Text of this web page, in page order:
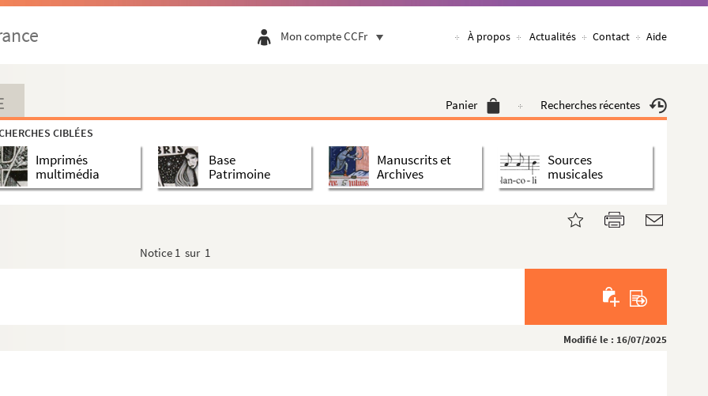
Mon compte CCFr À propos Actualités Contact Aide
Panier Recherches récentes
CIBLÉES
Imprimés
multimédia
Base
Patrimoine
Manuscrits et
Archives
Sources
musicales
Notice 1 sur 1
Modifié le : 16/07/2025
aux félibres
Cucugnan". Conférence faite au Nouveau Cercle I...